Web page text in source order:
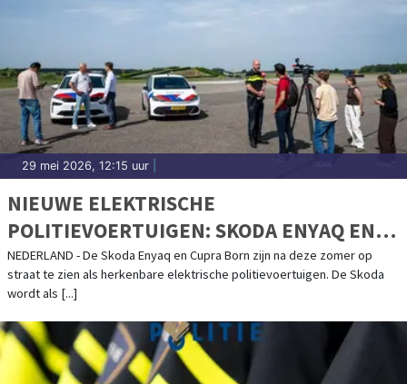
29 mei 2026, 12:15 uur
NIEUWE ELEKTRISCHE
POLITIEVOERTUIGEN: SKODA ENYAQ EN
CUPRA BORN
NEDERLAND - De Skoda Enyaq en Cupra Born zijn na deze zomer op
straat te zien als herkenbare elektrische politievoertuigen. De Skoda
wordt als [...]